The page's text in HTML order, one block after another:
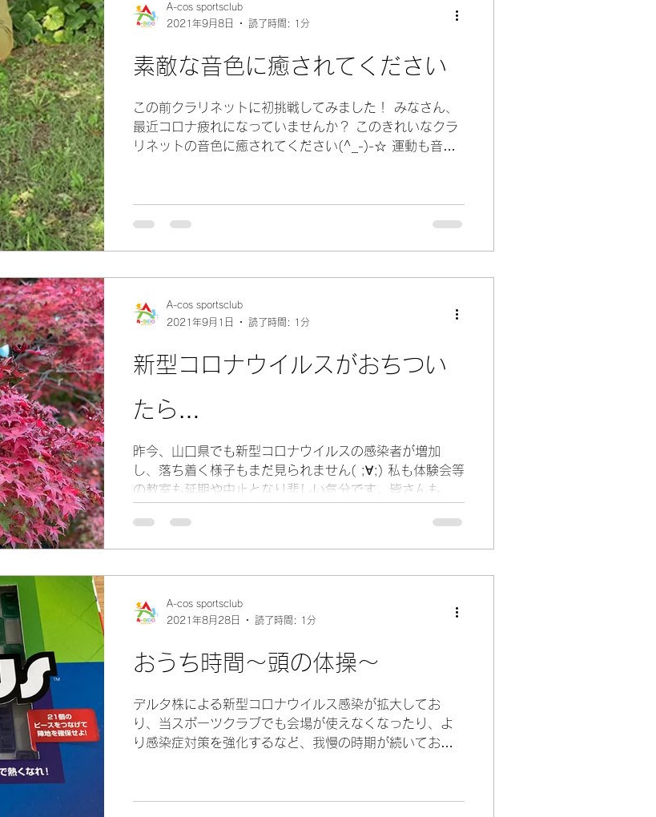
素敵な音色に癒されてください
この前クラリネットに初挑戦してみました！ みなさん、
最近コロナ疲れになっていませんか？ このきれいなクラ
リネットの音色に癒されてください(^_-)-☆ 運動も音楽
A-cos sportsclub
2021年9月8日
読了時間: 1分
新型コロナウイルスがおちつい
たら…
昨今、山口県でも新型コロナウイルスの感染者が増加
し、落ち着く様子もまだ見られません( ;∀;) 私も体験会等
の教室も延期や中止となり悲しい気分です。皆さんも不
時は楽しいことを考えましょう！！...
A-cos sportsclub
2021年9月1日
読了時間: 1分
おうち時間～頭の体操～
デルタ株による新型コロナウイルス感染が拡大してお
り、当スポーツクラブでも会場が使えなくなったり、よ
り感染症対策を強化するなど、我慢の時期が続いており
ないでしょうか？...
A-cos sportsclub
2021年8月28日
読了時間: 1分